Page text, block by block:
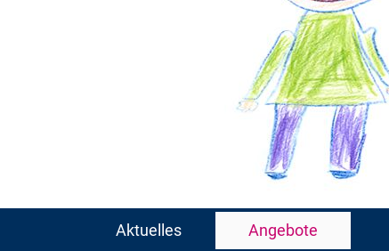
Navigation
Aktuelles Angebote